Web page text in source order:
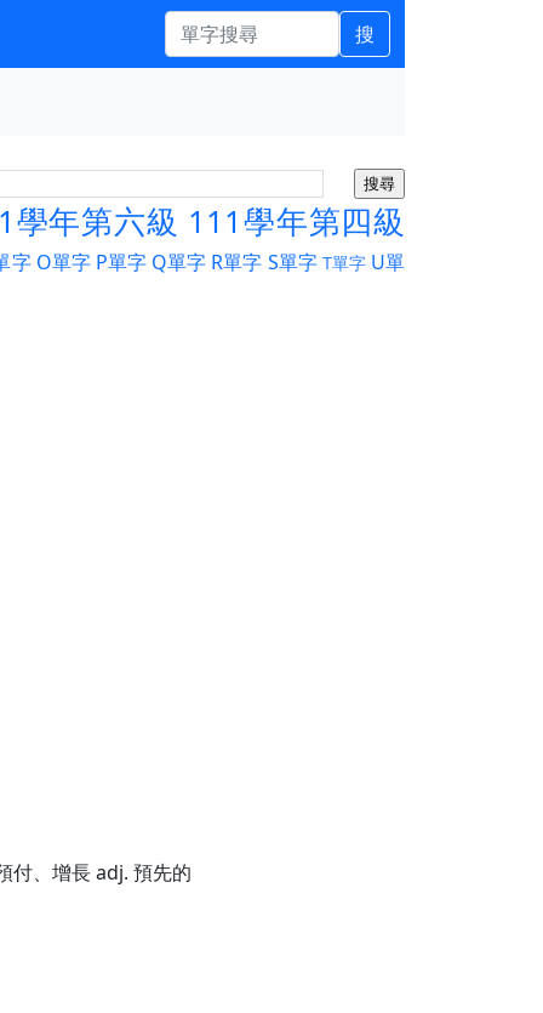
搜
學年第六級 111學年第四級
字 O單字 P單字 Q單字 R單字 S單字 T單字 U單
付、增長 adj. 預先的